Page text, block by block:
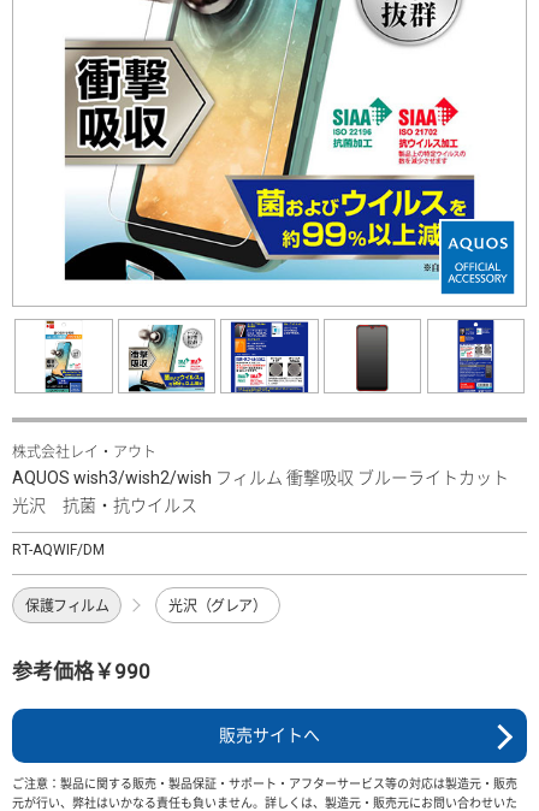
株式会社レイ・アウト
AQUOS wish3/wish2/wish フィルム 衝撃吸収 ブルーライトカット
光沢 抗菌・抗ウイルス
RT-AQWIF/DM
保護フィルム 光沢（グレア）
参考価格￥990
販売サイトへ
ご注意：製品に関する販売・製品保証・サポート・アフターサービス等の対応は製造元・販売
元が行い、弊社はいかなる責任も負いません。詳しくは、製造元・販売元にお問い合わせいた